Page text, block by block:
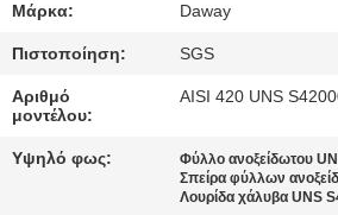
ΜΑΣ
ΕΛΆΤΕ
ΣΕ
ΕΠΑΦΉ
Μάρκα: Daway
Πιστοποίηση: SGS
Αριθμό
μοντέλου:
AISI 420 UNS
Υψηλό φως: Φύλλο ανοξείδωτου
Σπείρα φύλλων
Λουρίδα χάλυβα UNS